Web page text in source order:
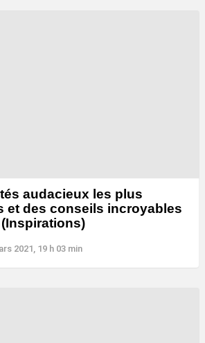
audacieux les plus
et des conseils incroyables
2021, 19 h 03 min